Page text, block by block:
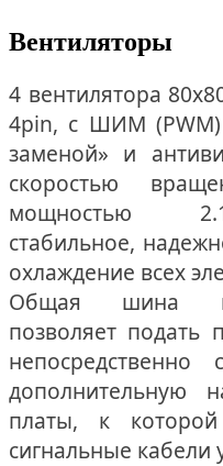
Вентиляторы
4 вентилятора
4pin, с ШИМ (PWM)
заменой» и
скоростью
мощностью
стабильное,
охлаждение всех
Общая шина
позволяет подать
дополнительную
платы, к
сигнальные